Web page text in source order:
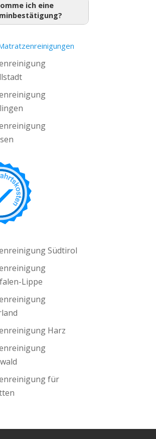
ich eine
Südtirol
Lippe
Harz
für